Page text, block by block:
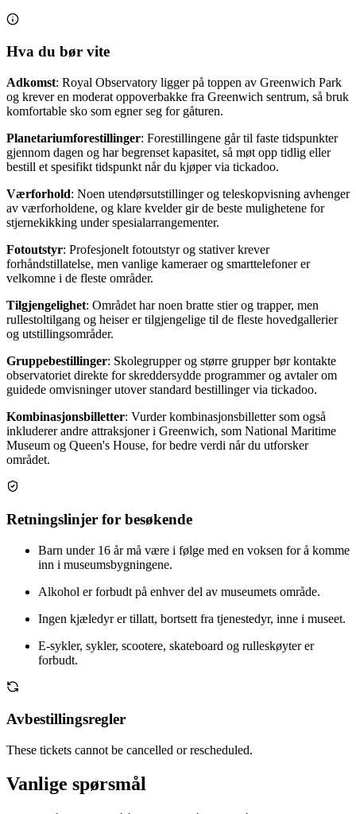
Hva du bør vite
Adkomst: Royal Observatory ligger på toppen av Greenwich Park
og krever en moderat oppoverbakke fra Greenwich sentrum, så bruk
komfortable sko som egner seg for gåturen.
Planetariumforestillinger: Forestillingene går til faste tidspunkter
gjennom dagen og har begrenset kapasitet, så møt opp tidlig eller
bestill et spesifikt tidspunkt når du kjøper via tickadoo.
Værforhold: Noen utendørsutstillinger og teleskopvisning avhenger
av værforholdene, og klare kvelder gir de beste mulighetene for
stjernekikking under spesialarrangementer.
Fotoutstyr: Profesjonelt fotoutstyr og stativer krever
forhåndstillatelse, men vanlige kameraer og smarttelefoner er
velkomne i de fleste områder.
Tilgjengelighet: Området har noen bratte stier og trapper, men
rullestoltilgang og heiser er tilgjengelige til de fleste hovedgallerier
og utstillingsområder.
Gruppebestillinger: Skolegrupper og større grupper bør kontakte
observatoriet direkte for skreddersydde programmer og avtaler om
guidede omvisninger utover standard bestillinger via tickadoo.
Kombinasjonsbilletter: Vurder kombinasjonsbilletter som også
inkluderer andre attraksjoner i Greenwich, som National Maritime
Museum og Queen's House, for bedre verdi når du utforsker
området.
Retningslinjer for besøkende
Barn under 16 år må være i følge med en voksen for å komme
inn i museumsbygningene.
Alkohol er forbudt på enhver del av museumets område.
Ingen kjæledyr er tillatt, bortsett fra tjenestedyr, inne i museet.
E-sykler, sykler, scootere, skateboard og rulleskøyter er
forbudt.
Avbestillingsregler
These tickets cannot be cancelled or rescheduled.
Vanlige spørsmål